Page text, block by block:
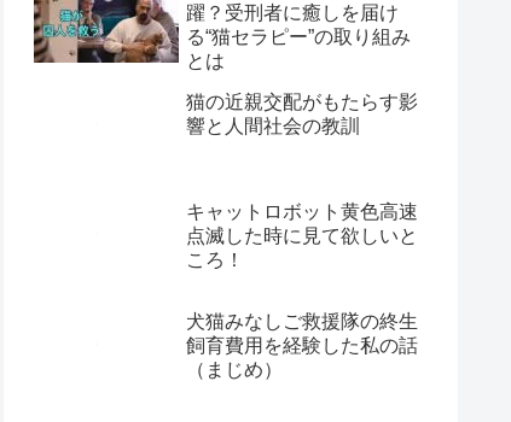
躍？受刑者に癒しを届け
る“猫セラピー”の取り組み
とは
猫の近親交配がもたらす影
響と人間社会の教訓
キャットロボット黄色高速
点滅した時に見て欲しいと
ころ！
犬猫みなしご救援隊の終生
飼育費用を経験した私の話
（まじめ）